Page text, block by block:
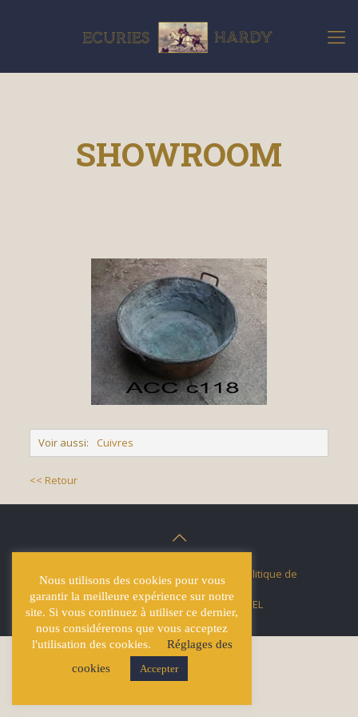
SHOWROOM
Voir aussi: Cuivres
<< Retour
© Écuries Hardy - Mentions légales
- Politique de
confidentialité
Site développé par Lucas GICQUEL
Nous utilisons des cookies pour vous
garantir la meilleure expérience sur notre
site. Si vous continuez à utiliser ce dernier,
nous considérerons que vous acceptez
l'utilisation des cookies.
Réglages des
cookies
Accepter